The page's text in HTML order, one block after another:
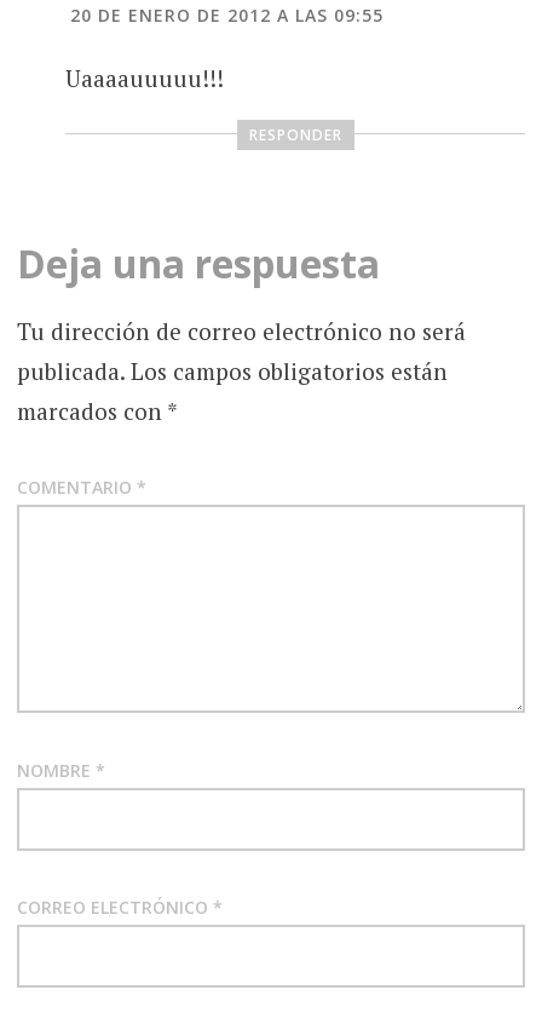
20 DE ENERO DE 2012 A LAS 09:55
Uaaaauuuuu!!!
RESPONDER
Deja una respuesta
Tu dirección de correo electrónico no será
publicada. Los campos obligatorios están
marcados con *
COMENTARIO *
NOMBRE *
CORREO ELECTRÓNICO *